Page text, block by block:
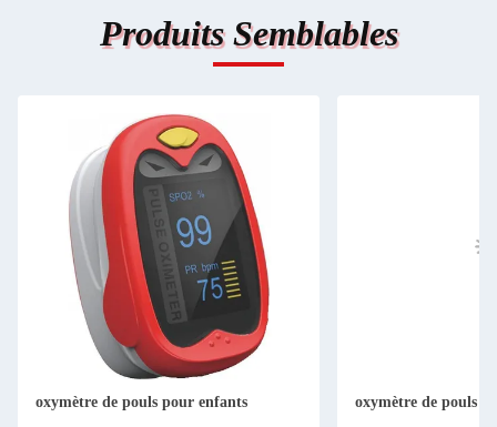
Produits Semblables
oxymètre de pouls pour enfants oxymètre de pouls